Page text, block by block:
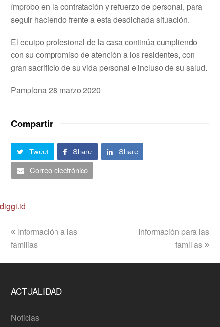
ímprobo en la contratación y refuerzo de personal, para
seguir haciendo frente a esta desdichada situación.
El equipo profesional de la casa continúa cumpliendo
con su compromiso de atención a los residentes, con
gran sacrificio de su vida personal e incluso de su salud.
Pamplona 28 marzo 2020
Compartir
Tweet Share
Share
Correo electrónico
diggi.id
previous
post:
Información a las
familias
next
Información para las
familias
ACTUALIDAD
Noticias